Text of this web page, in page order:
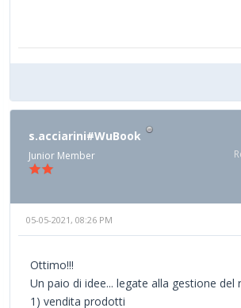
s.acciarini#WuBook
Junior Member
05-05-2021, 08:26 PM
Ottimo!!!
Un paio di idee... legate alla gestione del
1) vendita prodotti